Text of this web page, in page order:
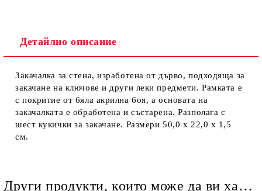
Детайлно описание
Закачалка за стена, изработена от дърво, подходяща за
закачане на ключове и други леки предмети. Рамката е
с покритие от бяла акрилна боя, а основата на
закачалката е обработена и състарена. Разполага с
шест кукички за закачане. Размери 50,0 х 22,0 х 1,5
см.
Други продукти, които може да ви харесат